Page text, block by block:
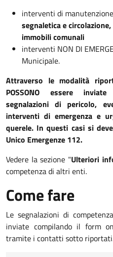
interventi di
segnaletica e
immobili comunali
interventi NON DI
Municipale.
Attraverso le modalità
POSSONO essere
segnalazioni di pericolo,
interventi di emergenza e
querele. In questi casi si
Unico Emergenze 112.
Vedere la sezione "Ulteriori
competenza di altri enti.
Come fare
Le segnalazioni di
inviate compilando il form
tramite i contatti sotto